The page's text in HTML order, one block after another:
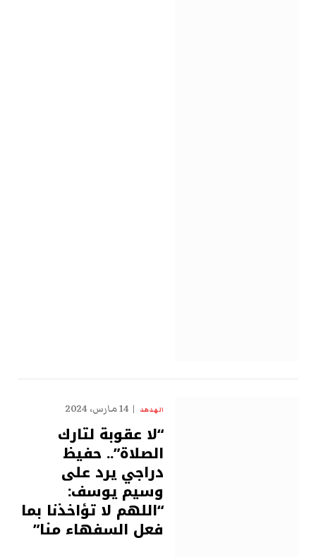
الهدهد 14 مارس، 2024
“لا عقوبة لتارك
الصلاة”.. حفيظ
دراجي يرد على
وسيم يوسف:
“اللهم لا تؤاخذنا بما
فعل السفهاء منا”